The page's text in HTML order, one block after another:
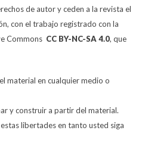
de autor y ceden a la revista el
con el trabajo registrado con la
Commons CC BY-NC-SA 4.0, que
material en cualquier medio o
y construir a partir del material.
libertades en tanto usted siga